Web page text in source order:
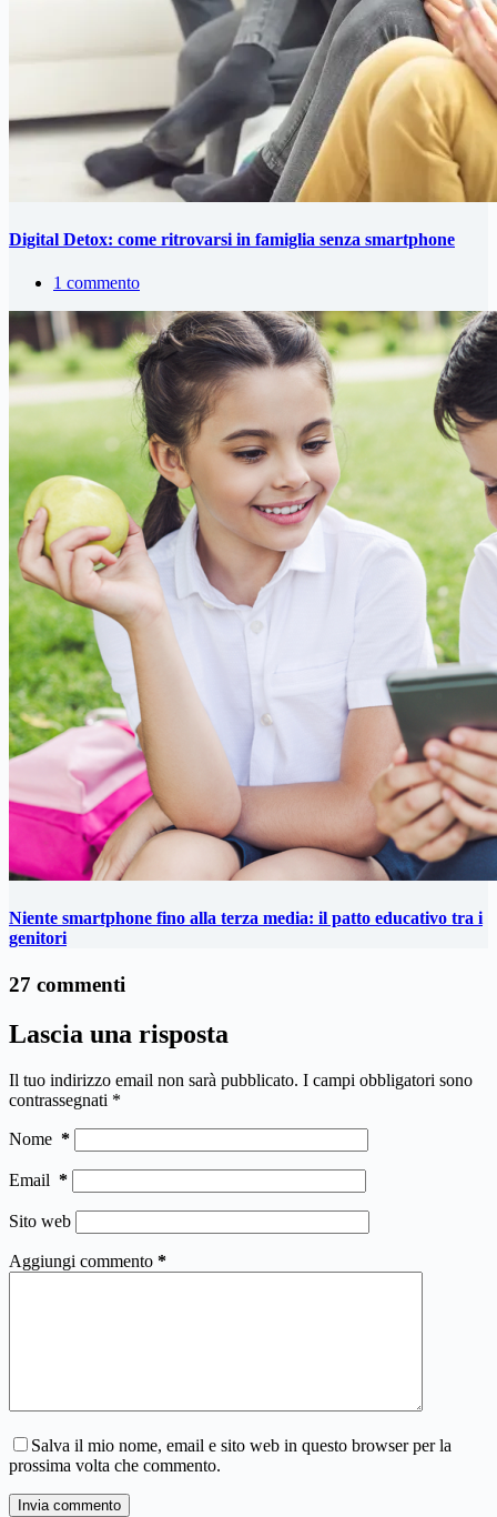
Digital Detox: come ritrovarsi in famiglia senza smartphone
1 commento
Niente smartphone fino alla terza media: il patto educativo tra i
genitori
27 commenti
Lascia una risposta
Il tuo indirizzo email non sarà pubblicato. I campi obbligatori sono
contrassegnati *
Nome *
Email *
Sito web
Aggiungi commento *
Salva il mio nome, email e sito web in questo browser per la
prossima volta che commento.
Invia commento